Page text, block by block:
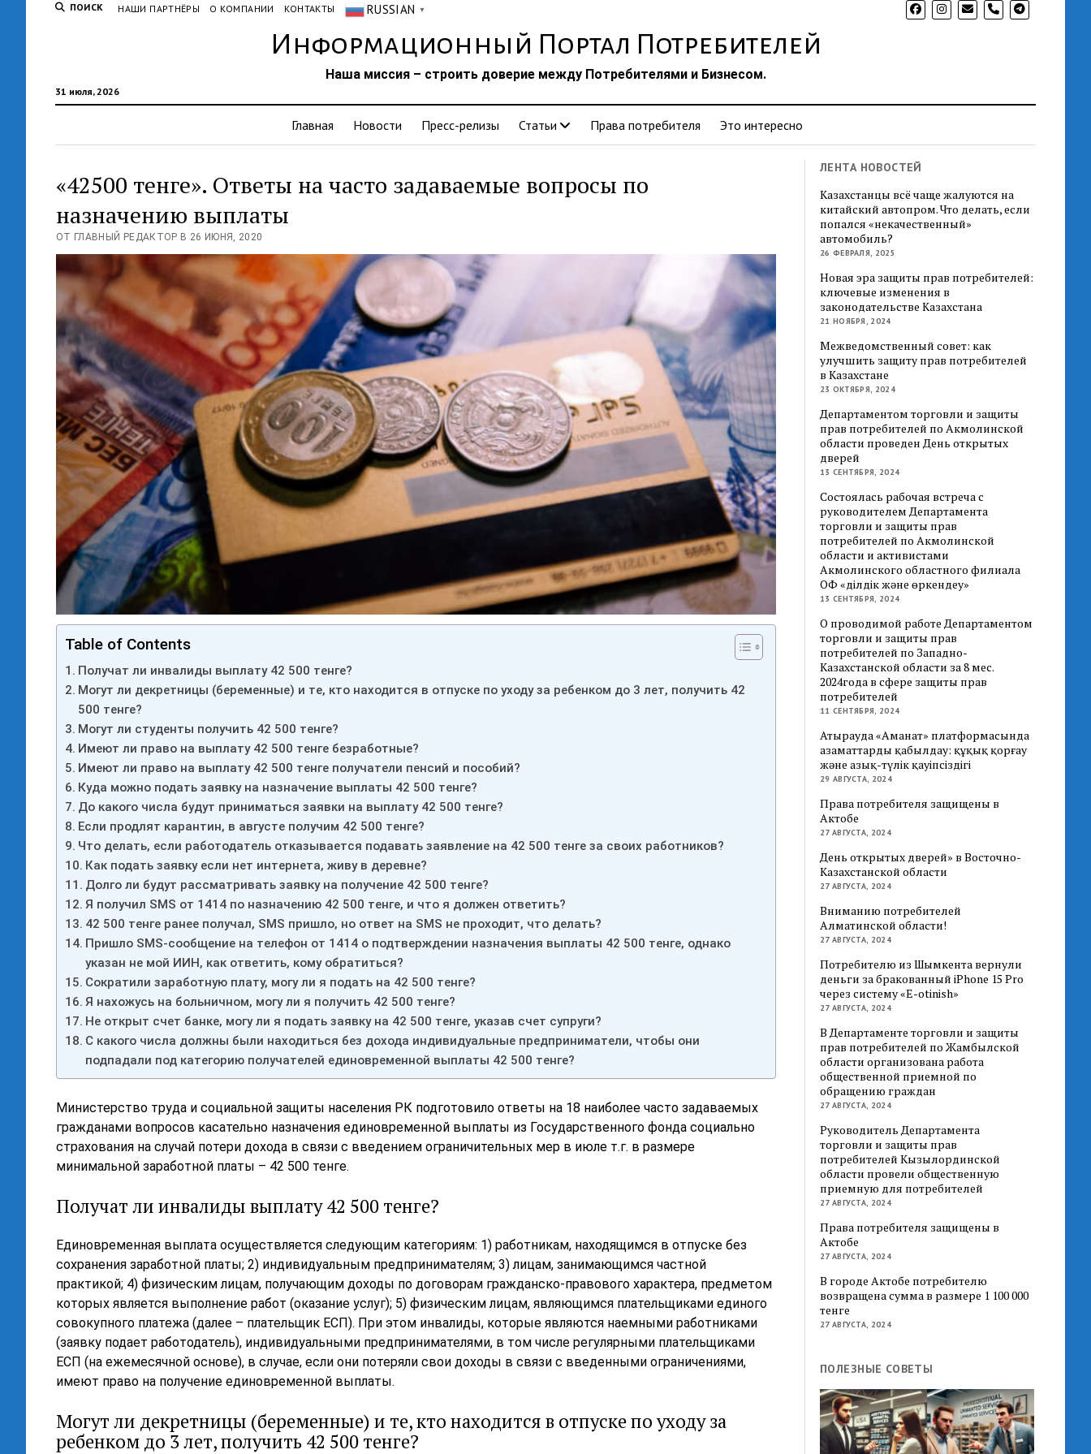
ПОИСК НАШИ ПАРТНЁРЫ О КОМПАНИИ КОНТАКТЫ RUSSIAN ▼ phone
Информационный Портал Потребителей
31 июля, 2026
Наша миссия – строить доверие между Потребителями и Бизнесом.
Главная Новости Пресс-релизы Статьи Права потребителя Это интересно
«42500 тенге». Ответы на часто задаваемые вопросы по
назначению выплаты
ОТ ГЛАВНЫЙ РЕДАКТОР В 26 ИЮНЯ, 2020
Table of Contents
Получат ли инвалиды выплату 42 500 тенге?
Могут ли декретницы (беременные) и те, кто находится в отпуске по уходу за ребенком до 3 лет, получить 42
500 тенге?
Могут ли студенты получить 42 500 тенге?
Имеют ли право на выплату 42 500 тенге безработные?
Имеют ли право на выплату 42 500 тенге получатели пенсий и пособий?
Куда можно подать заявку на назначение выплаты 42 500 тенге?
До какого числа будут приниматься заявки на выплату 42 500 тенге?
Если продлят карантин, в августе получим 42 500 тенге?
Что делать, если работодатель отказывается подавать заявление на 42 500 тенге за своих работников?
Как подать заявку если нет интернета, живу в деревне?
Долго ли будут рассматривать заявку на получение 42 500 тенге?
Я получил SMS от 1414 по назначению 42 500 тенге, и что я должен ответить?
42 500 тенге ранее получал, SMS пришло, но ответ на SMS не проходит, что делать?
Пришло SMS-сообщение на телефон от 1414 о подтверждении назначения выплаты 42 500 тенге, однако
указан не мой ИИН, как ответить, кому обратиться?
Сократили заработную плату, могу ли я подать на 42 500 тенге?
Я нахожусь на больничном, могу ли я получить 42 500 тенге?
Не открыт счет банке, могу ли я подать заявку на 42 500 тенге, указав счет супруги?
С какого числа должны были находиться без дохода индивидуальные предприниматели, чтобы они
подпадали под категорию получателей единовременной выплаты 42 500 тенге?
Министерство труда и социальной защиты населения РК подготовило ответы на 18 наиболее часто задаваемых
гражданами вопросов касательно назначения единовременной выплаты из Государственного фонда социально
страхования на случай потери дохода в связи с введением ограничительных мер в июле т.г. в размере
минимальной заработной платы – 42 500 тенге.
Получат ли инвалиды выплату 42 500 тенге?
Единовременная выплата осуществляется следующим категориям: 1) работникам, находящимся в отпуске без
сохранения заработной платы; 2) индивидуальным предпринимателям; 3) лицам, занимающимся частной
практикой; 4) физическим лицам, получающим доходы по договорам гражданско-правового характера, предметом
которых является выполнение работ (оказание услуг); 5) физическим лицам, являющимся плательщиками единого
совокупного платежа (далее – плательщик ЕСП). При этом инвалиды, которые являются наемными работниками
(заявку подает работодатель), индивидуальными предпринимателями, в том числе регулярными плательщиками
ЕСП (на ежемесячной основе), в случае, если они потеряли свои доходы в связи с введенными ограничениями,
имеют право на получение единовременной выплаты.
Могут ли декретницы (беременные) и те, кто находится в отпуске по уходу за
ребенком до 3 лет, получить 42 500 тенге?
ЛЕНТА НОВОСТЕЙ
Казахстанцы всё чаще жалуются на
китайский автопром. Что делать, если
попался «некачественный»
автомобиль?
26 ФЕВРАЛЯ, 2025
Новая эра защиты прав потребителей:
ключевые изменения в
законодательстве Казахстана
21 НОЯБРЯ, 2024
Межведомственный совет: как
улучшить защиту прав потребителей
в Казахстане
23 ОКТЯБРЯ, 2024
Департаментом торговли и защиты
прав потребителей по Акмолинской
области проведен День открытых
дверей
13 СЕНТЯБРЯ, 2024
Состоялась рабочая встреча с
руководителем Департамента
торговли и защиты прав
потребителей по Акмолинской
области и активистами
Акмолинского областного филиала
ОФ «Әділдік және өркендеу»
13 СЕНТЯБРЯ, 2024
О проводимой работе Департаментом
торговли и защиты прав
потребителей по Западно-
Казахстанской области за 8 мес.
2024года в сфере защиты прав
потребителей
11 СЕНТЯБРЯ, 2024
Атырауда «Аманат» платформасында
азаматтарды қабылдау: құқық қорғау
және азық-түлік қауіпсіздігі
29 АВГУСТА, 2024
Права потребителя защищены в
Актобе
27 АВГУСТА, 2024
День открытых дверей» в Восточно-
Казахстанской области
27 АВГУСТА, 2024
Вниманию потребителей
Алматинской области!
27 АВГУСТА, 2024
Потребителю из Шымкента вернули
деньги за бракованный iPhone 15 Pro
через систему «E-otinish»
27 АВГУСТА, 2024
В Департаменте торговли и защиты
прав потребителей по Жамбылской
области организована работа
общественной приемной по
обращению граждан
27 АВГУСТА, 2024
Руководитель Департамента
торговли и защиты прав
потребителей Кызылординской
области провели общественную
приемную для потребителей
27 АВГУСТА, 2024
Права потребителя защищены в
Актобе
27 АВГУСТА, 2024
В городе Актобе потребителю
возвращена сумма в размере 1 100 000
тенге
27 АВГУСТА, 2024
ПОЛЕЗНЫЕ СОВЕТЫ